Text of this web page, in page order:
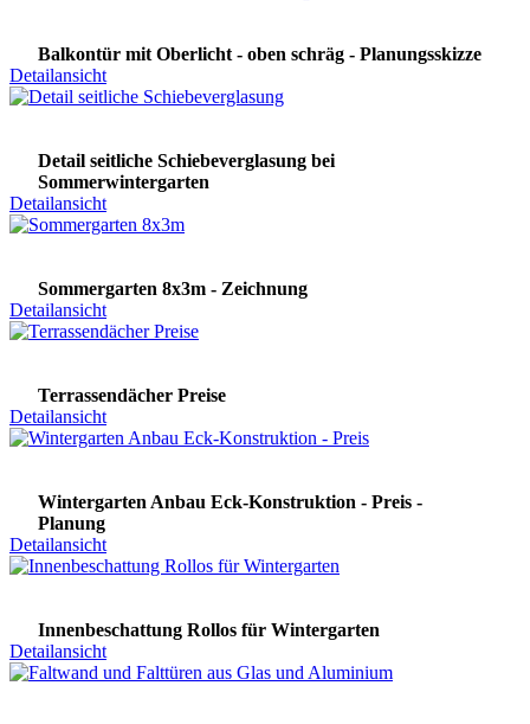
Balkontür mit Oberlicht - oben schräg - Planungsskizze
Detailansicht
Detail seitliche Schiebeverglasung bei
Sommerwintergarten
Detailansicht
Sommergarten 8x3m - Zeichnung
Detailansicht
Terrassendächer Preise
Detailansicht
Wintergarten Anbau Eck-Konstruktion - Preis -
Planung
Detailansicht
Innenbeschattung Rollos für Wintergarten
Detailansicht